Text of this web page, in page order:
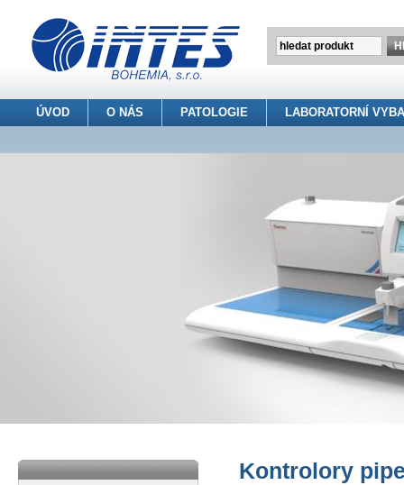
ÚVOD O NÁS PATOLOGIE LABORATORNÍ
Kontrolory